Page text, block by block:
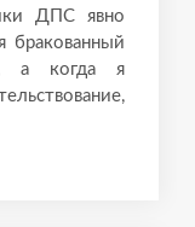
ДПС явно
бракованный
а когда я